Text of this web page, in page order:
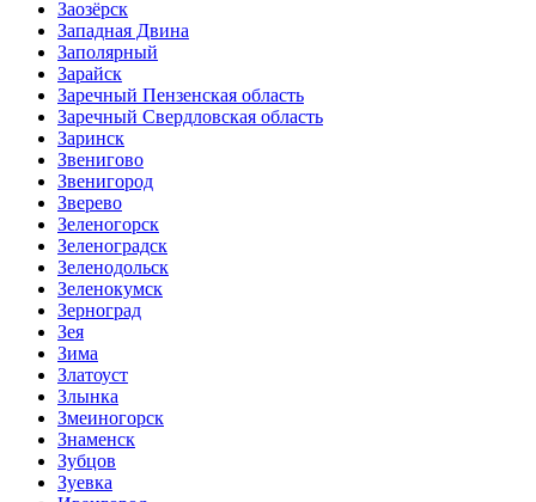
Заозёрск
Западная Двина
Заполярный
Зарайск
Заречный Пензенская область
Заречный Свердловская область
Заринск
Звенигово
Звенигород
Зверево
Зеленогорск
Зеленоградск
Зеленодольск
Зеленокумск
Зерноград
Зея
Зима
Златоуст
Злынка
Змеиногорск
Знаменск
Зубцов
Зуевка